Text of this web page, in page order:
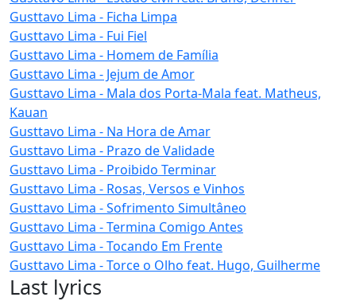
Gusttavo Lima - Ficha Limpa
Gusttavo Lima - Fui Fiel
Gusttavo Lima - Homem de Família
Gusttavo Lima - Jejum de Amor
Gusttavo Lima - Mala dos Porta-Mala feat. Matheus,
Kauan
Gusttavo Lima - Na Hora de Amar
Gusttavo Lima - Prazo de Validade
Gusttavo Lima - Proibido Terminar
Gusttavo Lima - Rosas, Versos e Vinhos
Gusttavo Lima - Sofrimento Simultâneo
Gusttavo Lima - Termina Comigo Antes
Gusttavo Lima - Tocando Em Frente
Gusttavo Lima - Torce o Olho feat. Hugo, Guilherme
Last lyrics